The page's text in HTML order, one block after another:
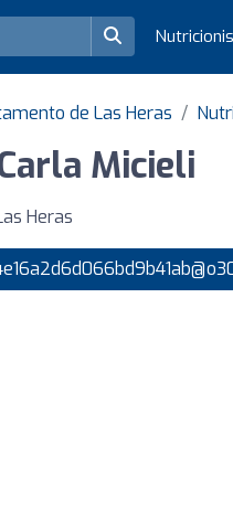
de Las Heras
Micieli
Heras